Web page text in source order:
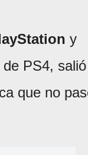
y
PS4, salió
que no